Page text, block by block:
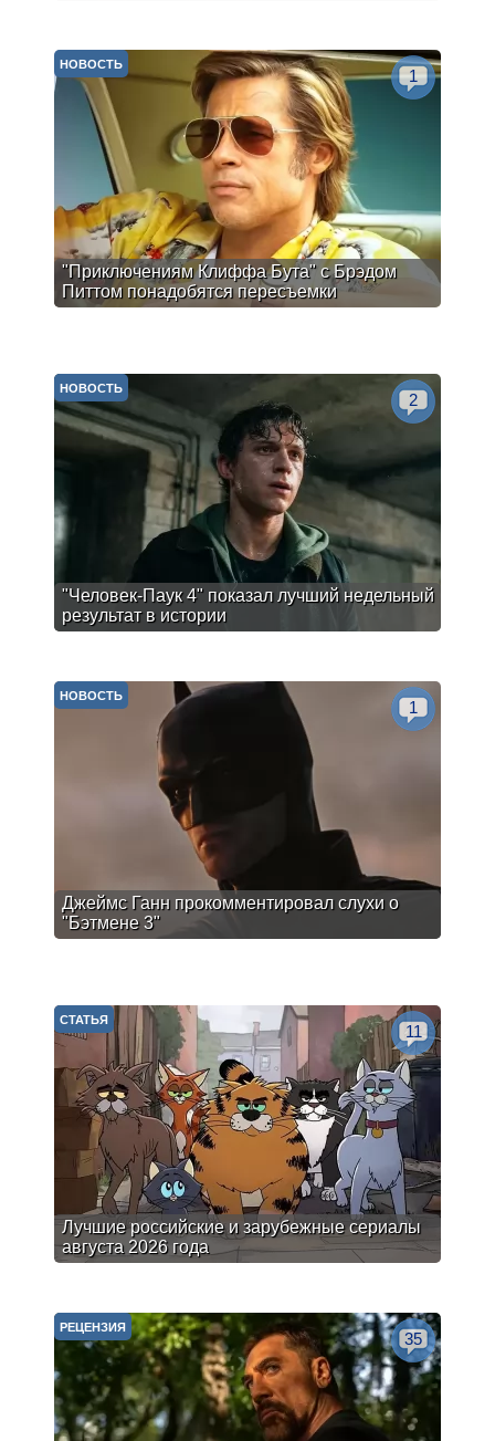
"Приключениям Клиффа Бута" с Брэдом
Питтом понадобятся пересъемки
НОВОСТЬ
1
"Человек-Паук 4" показал лучший недельный
результат в истории
НОВОСТЬ
2
Джеймс Ганн прокомментировал слухи о
"Бэтмене 3"
НОВОСТЬ
1
Лучшие российские и зарубежные сериалы
августа 2026 года
СТАТЬЯ
11
РЕЦЕНЗИЯ
35